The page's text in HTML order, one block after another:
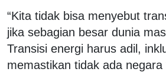
“Kita tidak bisa menyebut
jika sebagian besar dunia
Transisi energi harus adil,
memastikan tidak ada negara